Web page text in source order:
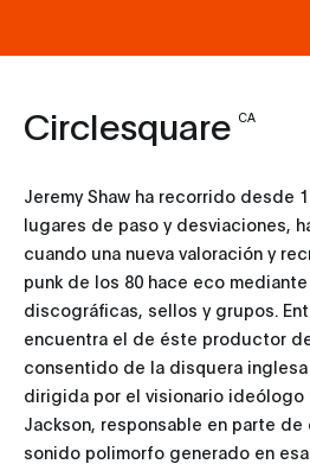
Circlesquare CA
Jeremy Shaw ha recorrido desde
lugares de paso y desviaciones,
cuando una nueva valoración y
punk de los 80 hace eco
discográficas, sellos y grupos.
encuentra el de éste productor de
consentido de la disquera
dirigida por el visionario ideólogo
Jackson, responsable en parte
sonido polimorfo generado en